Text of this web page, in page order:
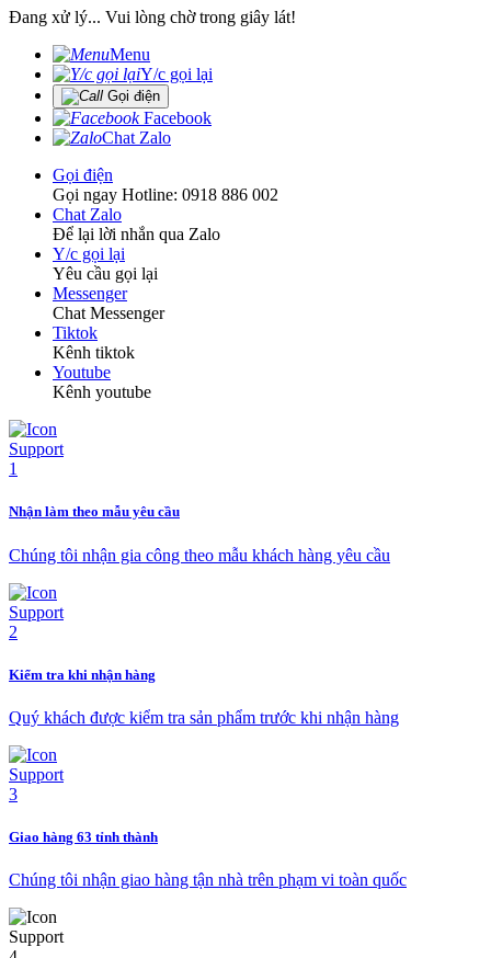
Đang xử lý... Vui lòng chờ trong giây lát!
Menu
Y/c gọi lại
Gọi điện
Facebook
Chat Zalo
Gọi điện
Gọi ngay Hotline: 0918 886 002
Chat Zalo
Để lại lời nhắn qua Zalo
Y/c gọi lại
Yêu cầu gọi lại
Messenger
Chat Messenger
Tiktok
Kênh tiktok
Youtube
Kênh youtube
Nhận làm theo mẫu yêu cầu
Chúng tôi nhận gia công theo mẫu khách hàng yêu cầu
Kiểm tra khi nhận hàng
Quý khách được kiểm tra sản phẩm trước khi nhận hàng
Giao hàng 63 tỉnh thành
Chúng tôi nhận giao hàng tận nhà trên phạm vi toàn quốc